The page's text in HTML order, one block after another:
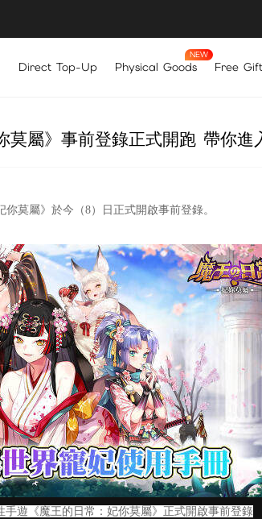
Direct Top-Up Physical Goods Free
莫屬》事前登錄正式開跑 帶你進
莫屬》於今（8）日正式開啟事前登錄。
手遊《魔王的日常：妃你莫屬》正式開啟事前登錄